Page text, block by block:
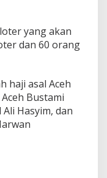
yang akan
dan 60 orang
haji asal Aceh
Bustami
Hasyim, dan